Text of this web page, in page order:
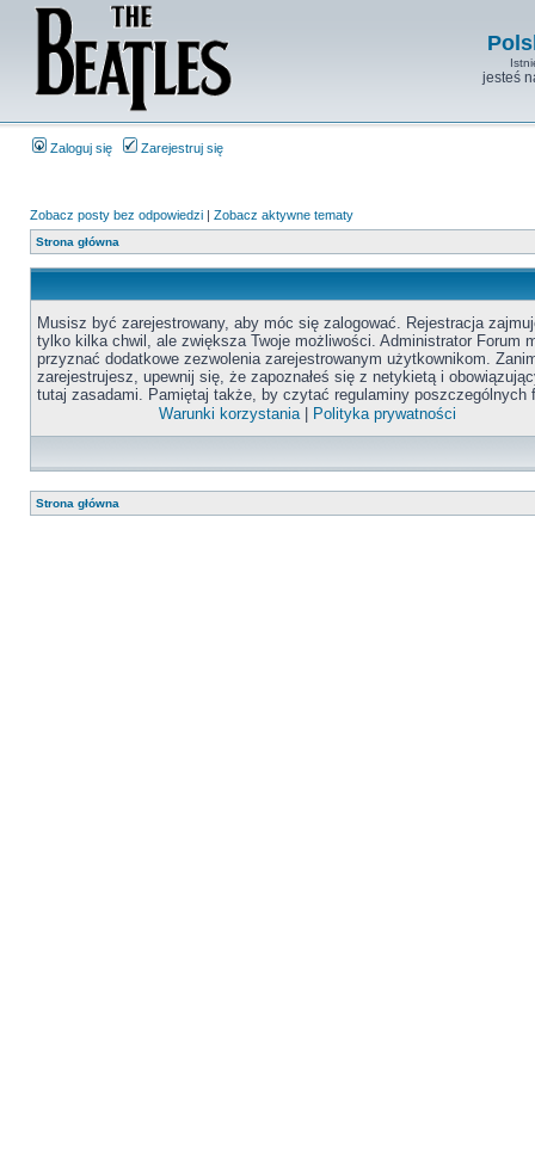
jesteś
Zaloguj się Zarejestruj się
Zobacz posty bez odpowiedzi | Zobacz aktywne tematy
Strona główna
Musisz być zarejestrowany, aby móc się zalogować. Rejestracja
tylko kilka chwil, ale zwiększa Twoje możliwości. Administrator Forum
przyznać dodatkowe zezwolenia zarejestrowanym użytkownikom.
zarejestrujesz, upewnij się, że zapoznałeś się z netykietą i
tutaj zasadami. Pamiętaj także, by czytać regulaminy poszczególnych
Warunki korzystania| Polityka prywatności
Strona główna